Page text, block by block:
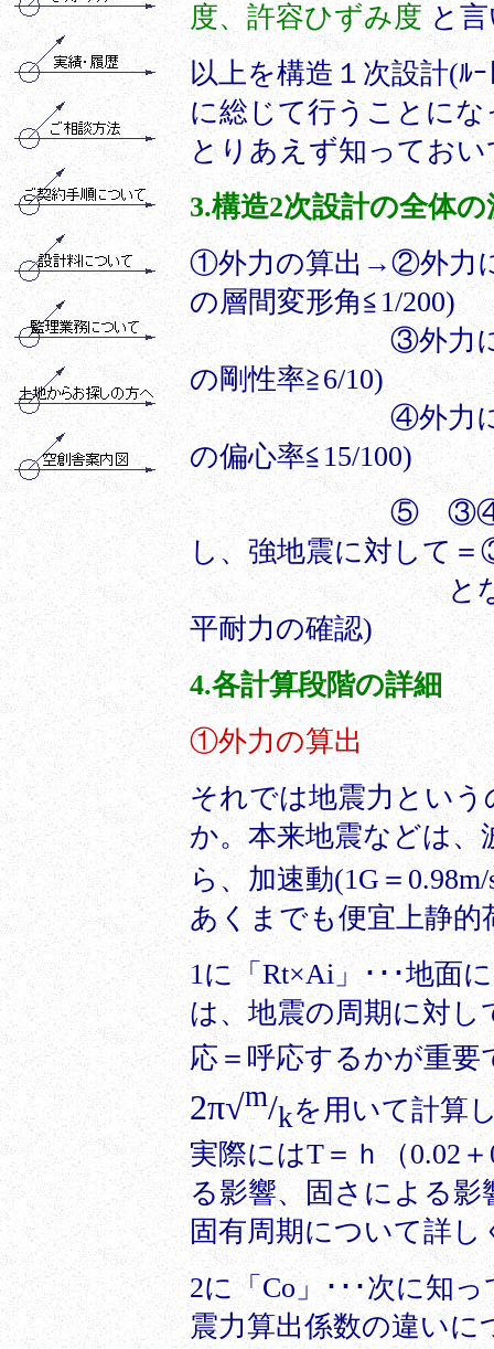
度、許容ひずみ度 と
以上を構造１次設計(ﾙ
に総じて行うことに
とりあえず知ってお
3.構造2次設計の全体
①外力の算出→②外力
の層間変形角≦1/200)
③外力による建
の剛性率≧6/10)
④外力による建
の偏心率≦15/100)
⑤ ③④がNGの場
し、強地震に対して
となります。
平耐力の確認)
4.各計算段階の詳細
①外力の算出
それでは地震力とい
か。本来地震などは
ら、加速動(1G＝0.98m/
あくまでも便宜上静的
1に 「Rt×Ai 」･･･地面
は、地震の周期に対
応＝呼応するかが重要
2π√m/kを用いて計算
実際にはT＝ｈ（0.02
る影響、固さによる
固有周期について詳し
2に「Co」･･･次に知
震力算出係数の違い